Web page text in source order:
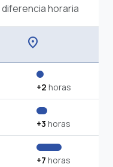
diferencia horaria
location_on
+2 horas
+3 horas
+7 horas